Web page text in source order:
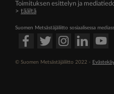
Toimituksen esittelyn ja
> täältä
Suomen Metsästäjäliitto sosiaalisessa
© Suomen Metsästäjäliitto 2022 -